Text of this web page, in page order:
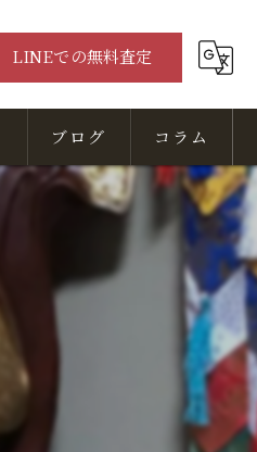
LINEでの無料査定
ブログ コラム